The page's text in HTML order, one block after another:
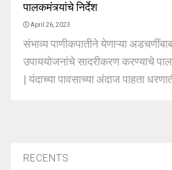
पालकमंत्र्यांचे निर्देश
April 26, 2023
संभाव्य पाणीकपातीने येणाऱ्या
उपाययोजनांचे सादरीकरण करण्याचे
| यंदाच्या पावसाच्या अंदाज पाहता
RECENTS